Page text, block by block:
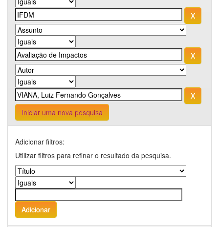
Iniciar uma nova pesquisa
Adicionar filtros:
Utilizar filtros para refinar o resultado da pesquisa.